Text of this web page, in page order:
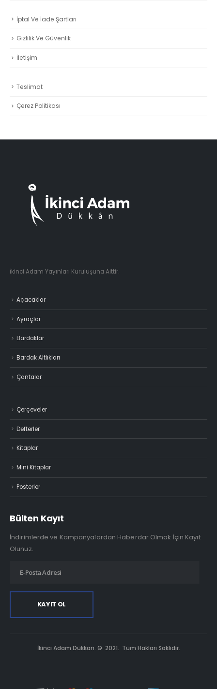
İptal Ve İade Şartları
Gizlilik Ve Güvenlik
İletişim
Teslimat
Çerez Politikası
İkinci Adam Yayınları Kuruluşuna Aittir.
Açacaklar
Ayraçlar
Bardaklar
Bardak Altlıkları
Çantalar
Çerçeveler
Defterler
Kitaplar
Mini Kitaplar
Posterler
Bülten Kayıt
İndirimlerde ve Kampanyalardan Haberdar Olmak İçin Kayıt
Olunuz.
İkinci Adam Dükkan. © 2021. Tüm Hakları Saklıdır.